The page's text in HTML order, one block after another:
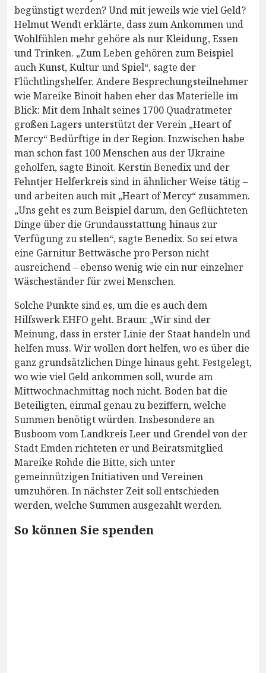
begünstigt werden? Und mit jeweils wie viel Geld?
Helmut Wendt erklärte, dass zum Ankommen und
Wohlfühlen mehr gehöre als nur Kleidung, Essen
und Trinken. „Zum Leben gehören zum Beispiel
auch Kunst, Kultur und Spiel“, sagte der
Flüchtlingshelfer. Andere Besprechungsteilnehmer
wie Mareike Binoit haben eher das Materielle im
Blick: Mit dem Inhalt seines 1700 Quadratmeter
großen Lagers unterstützt der Verein „Heart of
Mercy“ Bedürftige in der Region. Inzwischen habe
man schon fast 100 Menschen aus der Ukraine
geholfen, sagte Binoit. Kerstin Benedix und der
Fehntjer Helferkreis sind in ähnlicher Weise tätig –
und arbeiten auch mit „Heart of Mercy“ zusammen.
„Uns geht es zum Beispiel darum, den Geflüchteten
Dinge über die Grundausstattung hinaus zur
Verfügung zu stellen“, sagte Benedix. So sei etwa
eine Garnitur Bettwäsche pro Person nicht
ausreichend – ebenso wenig wie ein nur einzelner
Wäscheständer für zwei Menschen.
Solche Punkte sind es, um die es auch dem
Hilfswerk EHFO geht. Braun: „Wir sind der
Meinung, dass in erster Linie der Staat handeln und
helfen muss. Wir wollen dort helfen, wo es über die
ganz grundsätzlichen Dinge hinaus geht. Festgelegt,
wo wie viel Geld ankommen soll, wurde am
Mittwochnachmittag noch nicht. Boden bat die
Beteiligten, einmal genau zu beziffern, welche
Summen benötigt würden. Insbesondere an
Busboom vom Landkreis Leer und Grendel von der
Stadt Emden richteten er und Beiratsmitglied
Mareike Rohde die Bitte, sich unter
gemeinnützigen Initiativen und Vereinen
umzuhören. In nächster Zeit soll entschieden
werden, welche Summen ausgezahlt werden.
So können Sie spenden